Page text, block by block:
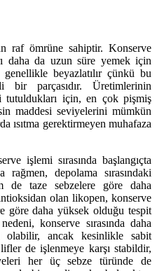
raf ömrüne sahiptir. Konserve
daha da uzun süre yemek için
beyazlatılır çünkü bu
bir parçasıdır. Üretimlerinin
tutuldukları için, en çok pişmiş
maddesi seviyelerini mümkün
ısıtma gerektirmeyen muhafaza
işlemi sırasında başlangıçta
rağmen, depolama sırasındaki
de taze sebzelere göre daha
olan likopen, konserve
göre daha yüksek olduğu tespit
konserve sırasında daha
olabilir, ancak kesinlikle sabit
de işlenmeye karşı stabildir,
her üç sebze türünde de